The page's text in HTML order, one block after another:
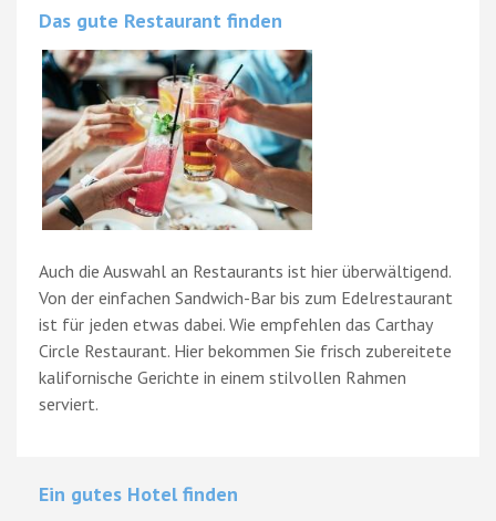
Das gute Restaurant finden
Auch die Auswahl an Restaurants ist hier überwältigend.
Von der einfachen Sandwich-Bar bis zum Edelrestaurant
ist für jeden etwas dabei. Wie empfehlen das Carthay
Circle Restaurant. Hier bekommen Sie frisch zubereitete
kalifornische Gerichte in einem stilvollen Rahmen
serviert.
Ein gutes Hotel finden